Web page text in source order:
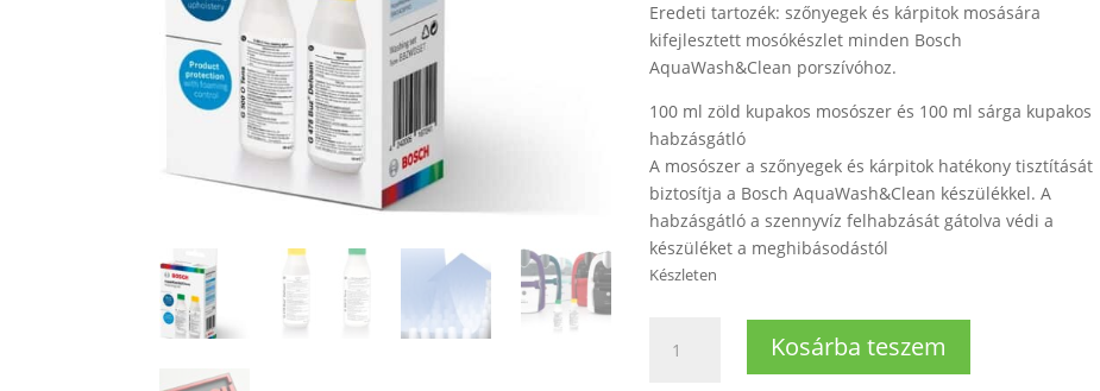
Eredeti tartozék: szőnyegek és kárpitok mosására
kifejlesztett mosókészlet minden Bosch
AquaWash&Clean porszívóhoz.
100 ml zöld kupakos mosószer és 100 ml sárga kupakos
habzásgátló
A mosószer a szőnyegek és kárpitok hatékony tisztítását
biztosítja a Bosch AquaWash&Clean készülékkel. A
habzásgátló a szennyvíz felhabzását gátolva védi a
készüléket a meghibásodástól
Készleten
takarítógép
Kosárba teszem